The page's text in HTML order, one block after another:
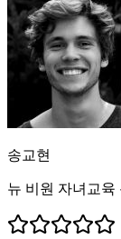
송교현
뉴 비원 자녀교육